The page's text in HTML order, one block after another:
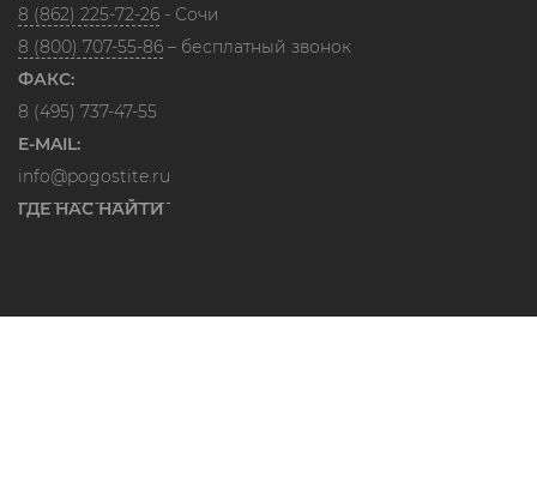
8 (862) 225-72-26 - Сочи
8 (800) 707-55-86 – бесплатный звонок
ФАКС:
8 (495) 737-47-55
E-MAIL:
info@pogostite.ru
ГДЕ НАС НАЙТИ